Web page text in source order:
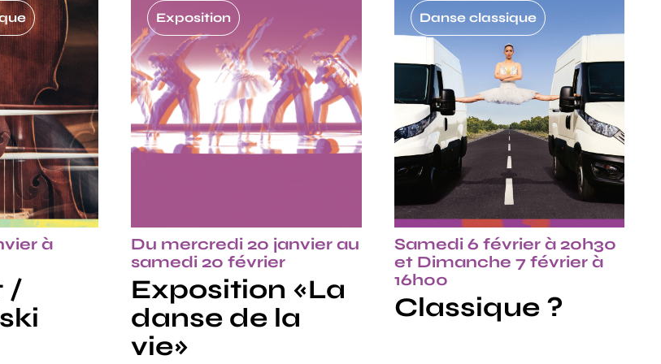
à
/
Exposition
Du mercredi 20 janvier au
samedi 20 février
Exposition «La
danse de la
vie»
Danse classique
Samedi 6 février à 20h30
et Dimanche 7 février à
16h00
Classique ?